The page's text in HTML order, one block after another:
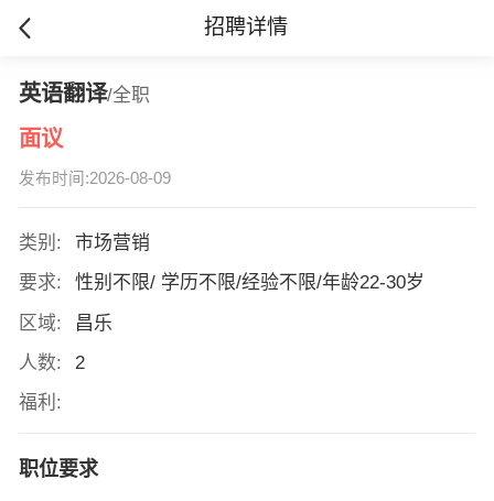
招聘详情
英语翻译/全职
面议
发布时间:2026-08-09
类别:
市场营销
要求:
性别不限/ 学历不限/经验不限/年龄22-30岁
区域:
昌乐
人数:
2
福利:
职位要求